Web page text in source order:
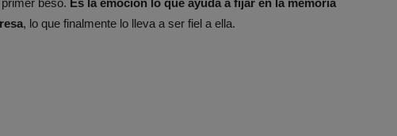
beso. Es la emoción lo que ayuda a fijar en la memoria
, lo que finalmente lo lleva a ser fiel a ella.